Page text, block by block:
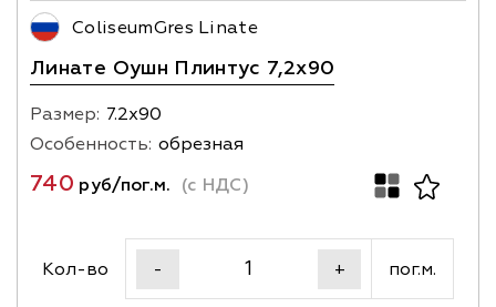
ColiseumGres Linate
Линате Оушн Плинтус 7,2х90
Размер: 7.2х90
Особенность: обрезная
740 руб/пог.м. (с НДС)
Кол-во - + пог.м.